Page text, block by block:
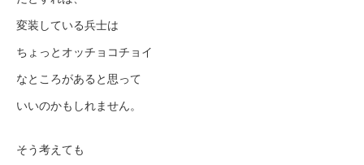
変装している兵士は
ちょっとオッチョコチョイ
なところがあると思って
いいのかもしれません。
そう考えても